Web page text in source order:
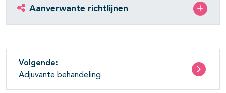
open- en dichtklappen
open- en dichtklappen
Aanverwante richtlijnen
Volgende:
Adjuvante behandeling